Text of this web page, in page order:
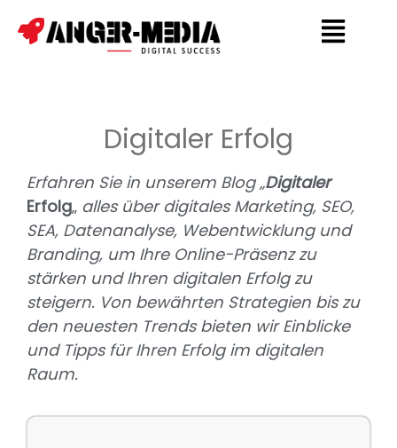
Digitaler Erfolg
Erfahren Sie in unserem Blog „Digitaler
Erfolg„ alles über digitales Marketing, SEO,
SEA, Datenanalyse, Webentwicklung und
Branding, um Ihre Online-Präsenz zu
stärken und Ihren digitalen Erfolg zu
steigern. Von bewährten Strategien bis zu
den neuesten Trends bieten wir Einblicke
und Tipps für Ihren Erfolg im digitalen
Raum.